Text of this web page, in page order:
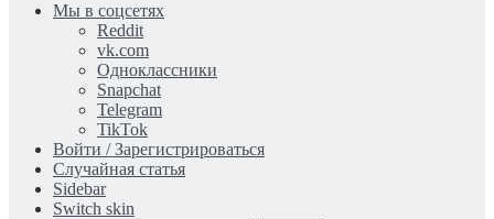
Мы в соцсетях
Reddit
vk.com
Одноклассники
Snapchat
Telegram
TikTok
Войти / Зарегистрироваться
Случайная статья
Sidebar
Switch skin